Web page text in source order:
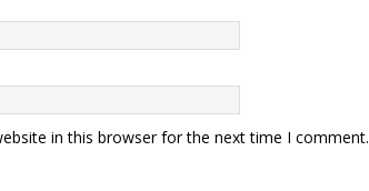
in this browser for the next time I comment.